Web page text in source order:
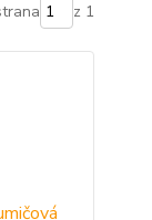
z 1